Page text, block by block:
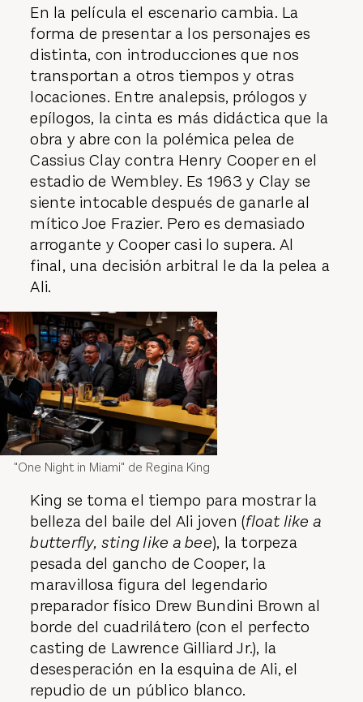
En la película el escenario cambia. La
forma de presentar a los personajes es
distinta, con introducciones que nos
transportan a otros tiempos y otras
locaciones. Entre analepsis, prólogos y
epílogos, la cinta es más didáctica que la
obra y abre con la polémica pelea de
Cassius Clay contra Henry Cooper en el
estadio de Wembley. Es 1963 y Clay se
siente intocable después de ganarle al
mítico Joe Frazier. Pero es demasiado
arrogante y Cooper casi lo supera. Al
final, una decisión arbitral le da la pelea a
Ali.
"One Night in Miami" de Regina King
King se toma el tiempo para mostrar la
belleza del baile del Ali joven (float like a
butterfly, sting like a bee), la torpeza
pesada del gancho de Cooper, la
maravillosa figura del legendario
preparador físico Drew Bundini Brown al
borde del cuadrilátero (con el perfecto
casting de Lawrence Gilliard Jr.), la
desesperación en la esquina de Ali, el
repudio de un público blanco.